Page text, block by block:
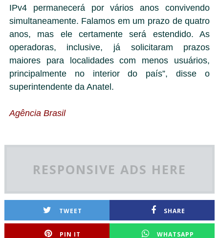
IPv4 permanecerá por vários anos convivendo
simultaneamente. Falamos em um prazo de quatro
anos, mas ele certamente será estendido. As
operadoras, inclusive, já solicitaram prazos
maiores para localidades com menos usuários,
principalmente no interior do país”, disse o
superintendente da Anatel.
Agência Brasil
RESPONSIVE ADS HERE
TWEET SHARE
PIN IT WHATSAPP